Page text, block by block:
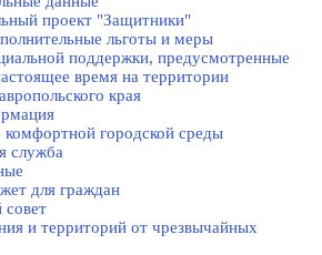
проект "Защитники"
льготы и меры
поддержки, предусмотренные
время на территории
края
городской среды
служба
для граждан
и территорий от чрезвычайных